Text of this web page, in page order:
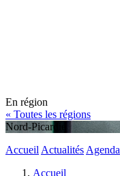
En région
« Toutes les régions
Nord-Picardie
Accueil Actualités Agenda
Accueil